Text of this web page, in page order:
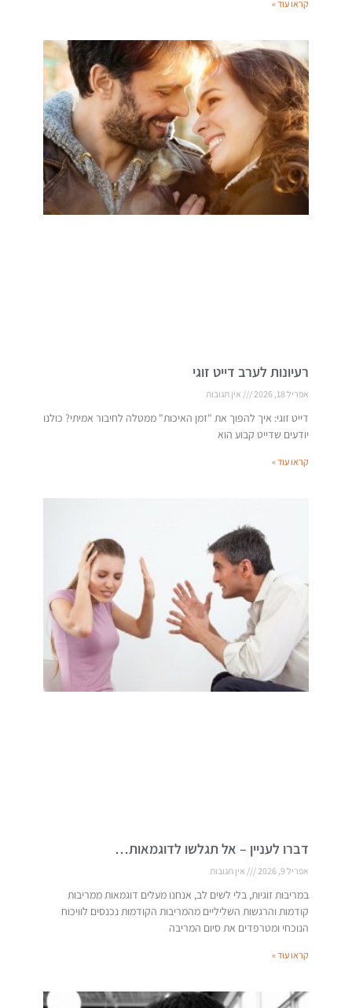
קראו עוד »
רעיונות לערב דייט זוגי
אפריל 18, 2026 אין תגובות
דייט זוגי: איך להפוך את "זמן האיכות" ממטלה לחיבור אמיתי? כולנו
יודעים שדייט קבוע הוא
קראו עוד »
דברו לעניין – אל תגלשו לדוגמאות…
אפריל 9, 2026 אין תגובות
במריבות זוגיות, בלי לשים לב, אנחנו מעלים דוגמאות ממריבות
קודמות והרגשות השליליים מהמריבות הקודמות נכנסים לוויכוח
הנוכחי ומטרפדים את סיום המריבה
קראו עוד »